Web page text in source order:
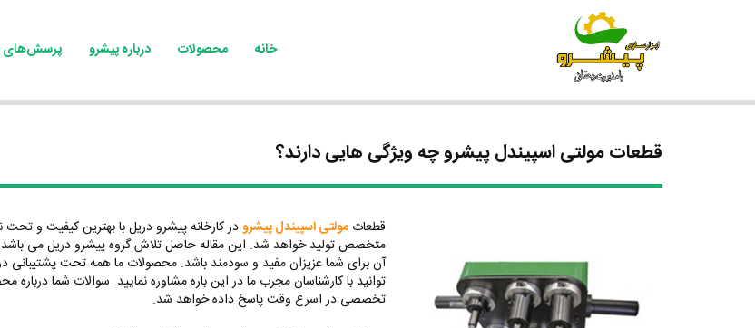
خانه محصولات درباره پیشرو پرسش‌های
قطعات مولتی اسپیندل پیشرو چه ویژگی هایی دارند؟
قطعات مولتی اسپیندل پیشرودر کارخانه پیشرو دریل با بهترین کیفیت و تحت
متخصص تولید خواهد شد. این مقاله حاصل تلاش گروه پیشرو دریل می باشد
آن برای شما عزیزان مفید و سودمند باشد. محصولات ما همه تحت پشتیبانی
توانید با کارشناسان مجرب ما در این باره مشاوره نمایید. سوالات شما درباره
تخصصی در اسرع وقت پاسخ داده خواهد شد.